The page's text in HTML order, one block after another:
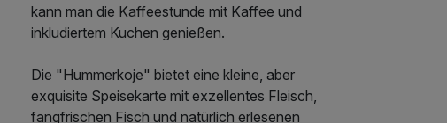
kann man die Kaffeestunde mit Kaffee und
inkludiertem Kuchen genießen.
Die "Hummerkoje" bietet eine kleine, aber
exquisite Speisekarte mit exzellentes Fleisch,
fangfrischen Fisch und natürlich erlesenen